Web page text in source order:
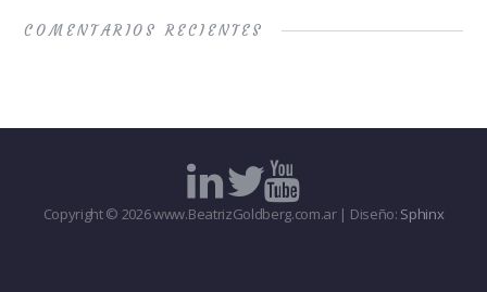
COMENTARIOS RECIENTES
Copyright © 2026 www.BeatrizGoldberg.com.ar | Diseño: Sphinx